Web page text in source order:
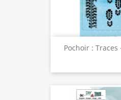
Pochoir : Traces